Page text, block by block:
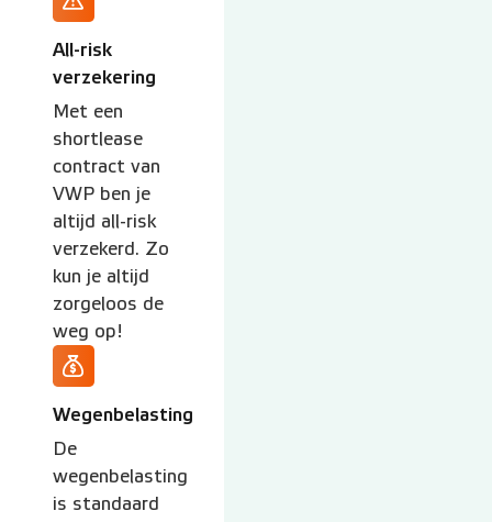
All-risk
verzekering
Met een
shortlease
contract van
VWP ben je
altijd all-risk
verzekerd. Zo
kun je altijd
zorgeloos de
weg op!
Wegenbelasting
De
wegenbelasting
is standaard